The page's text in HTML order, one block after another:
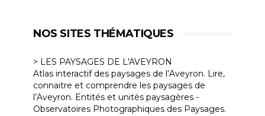
NOS SITES THÉMATIQUES
> LES PAYSAGES DE L'AVEYRON
Atlas interactif des paysages de l’Aveyron. Lire,
connaitre et comprendre les paysages de
l’Aveyron. Entités et unités paysagères -
Observatoires Photographiques des Paysages.